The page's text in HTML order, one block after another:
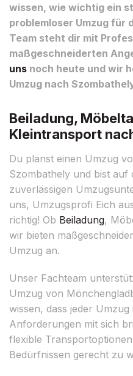
wissen, wie wichtig ein
problemloser Umzug für
Team steht dir mit
maßgeschneiderten
uns noch heute und wir
Umzug nach
Beiladung,
Kleintransport
Du planst einen Umzug
Szombathely und bist auf
zuverlässigen
uns, Umzugsprofi Eich
richtig! Ob Beiladung,
wir bieten
Umzug an.
Unser Fachteam
Umzug von
wissen, dass jeder
Anforderungen mit sich
flexible
Bedürfnissen gerecht zu